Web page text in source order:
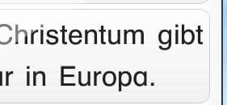
gibt
in Europa.